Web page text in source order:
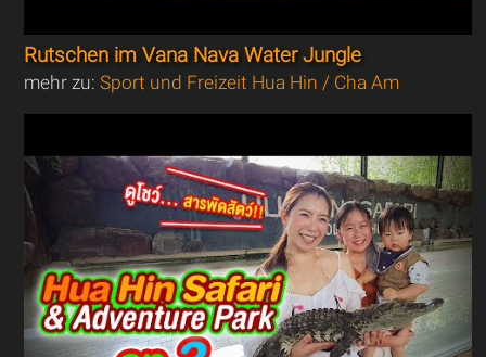
Rutschen im Vana Nava Water Jungle
mehr zu:Sport und Freizeit Hua Hin / Cha Am